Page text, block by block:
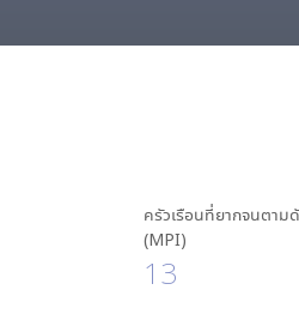
ครัวเรือนที่ยากจนตา
(MPI)
13